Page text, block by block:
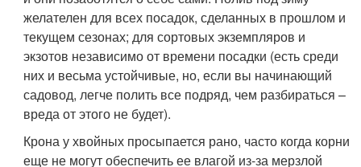
почва промерзает на меньшую глубину, что
уменьшает риск весенних повреждений.
Влагозарядковый полив туи
Закрепление новых посадок